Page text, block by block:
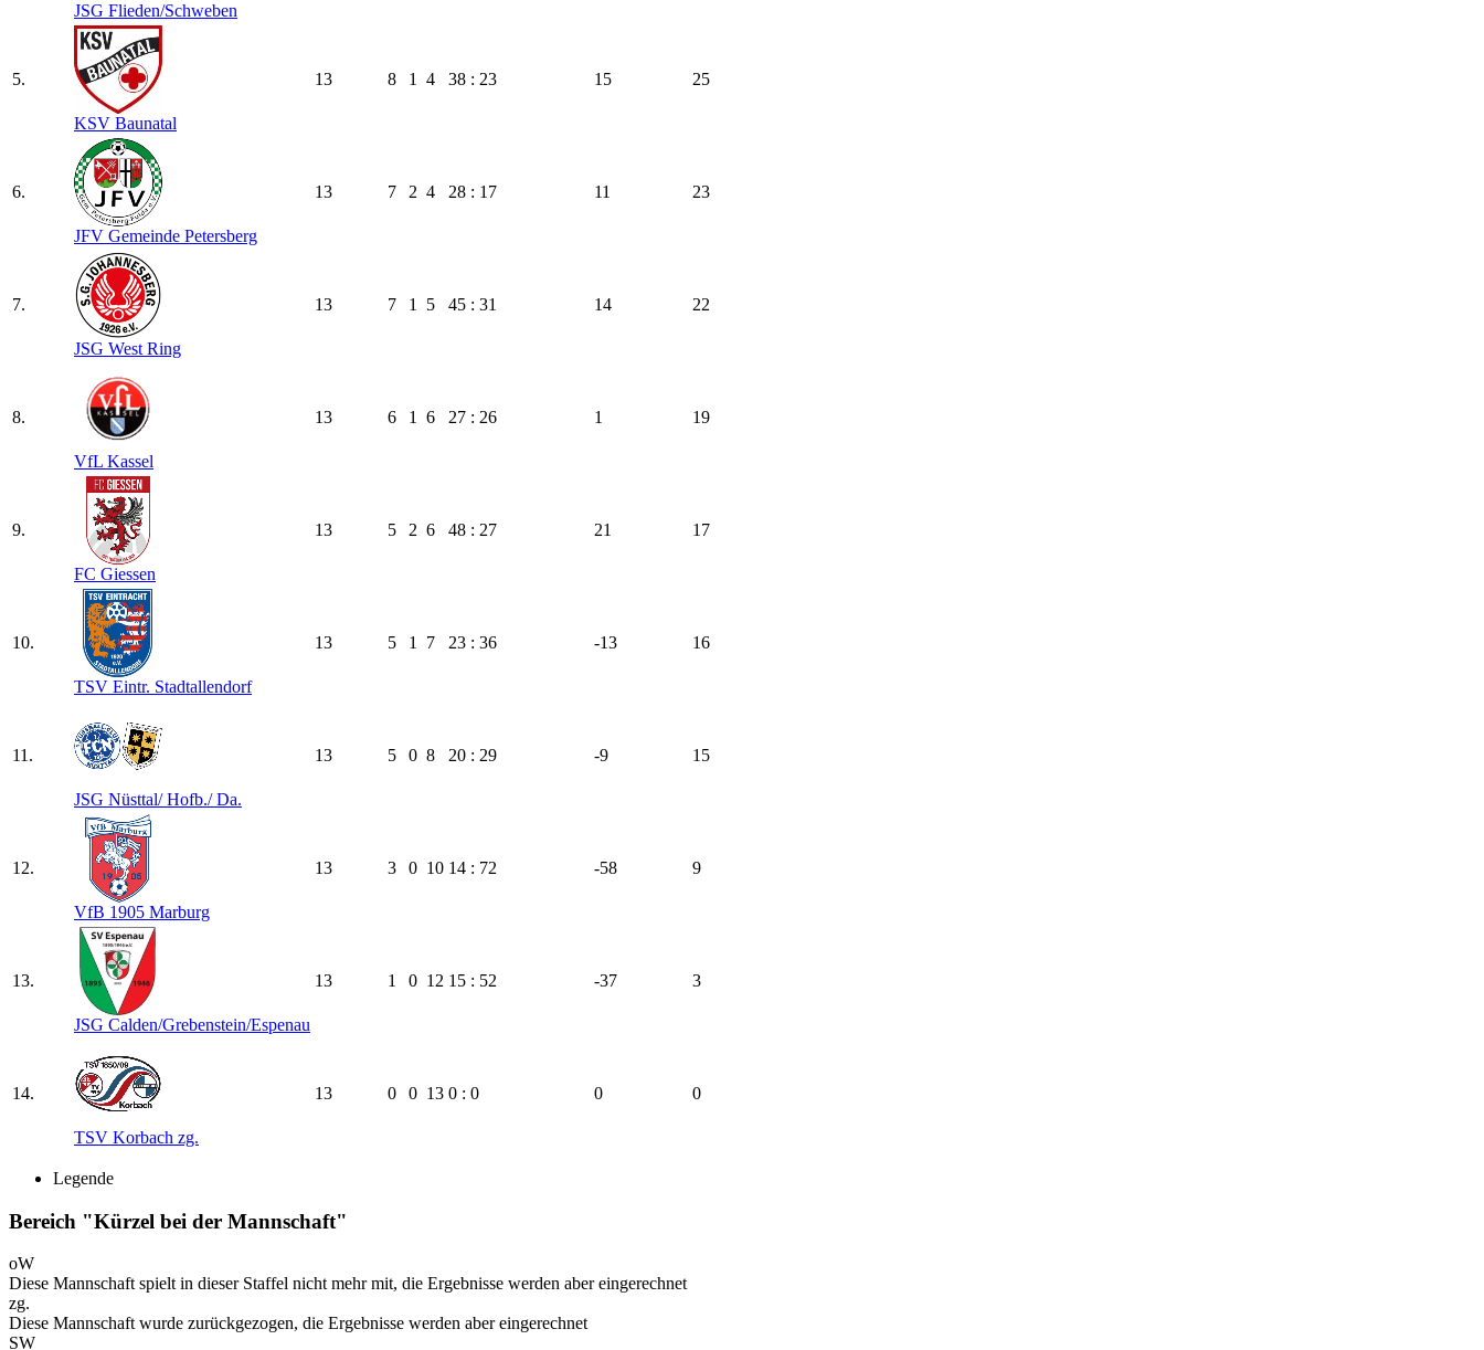
JSG Flieden/​Schweben
5.
KSV Baunatal
13 8 1 4 38 : 23 15 25
6.
JFV Gemeinde Petersberg
13 7 2 4 28 : 17 11 23
7.
JSG West Ring
13 7 1 5 45 : 31 14 22
8.
VfL Kassel
13 6 1 6 27 : 26 1 19
9.
FC Giessen
13 5 2 6 48 : 27 21 17
10.
TSV Eintr. Stadtallendorf
13 5 1 7 23 : 36 -13 16
11.
JSG Nüsttal/​ Hofb./​ Da.
13 5 0 8 20 : 29 -9 15
12.
VfB 1905 Marburg
13 3 0 10 14 : 72 -58 9
13.
JSG Calden/​Grebenstein/​Espenau
13 1 0 12 15 : 52 -37 3
14.
TSV Korbach zg.
13 0 0 13 0 : 0 0 0
Legende
Bereich "Kürzel bei der Mannschaft"
oW
Diese Mannschaft spielt in dieser Staffel nicht mehr mit, die Ergebnisse werden aber eingerechnet
zg.
Diese Mannschaft wurde zurückgezogen, die Ergebnisse werden aber eingerechnet
SW